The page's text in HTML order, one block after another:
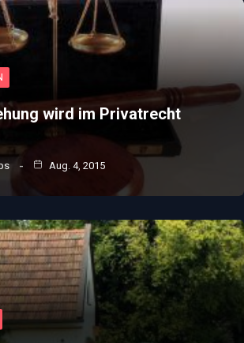
wird im Privatrecht
Aug. 4, 2015